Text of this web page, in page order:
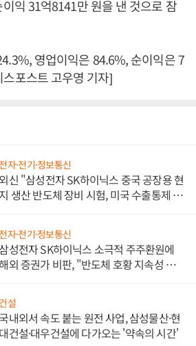
익 31억8141만 원을 낸 것으로 잠
영업이익은 84.6%, 순이익은 7
포스트 고우영 기자]
전자·전기·정보통신
외신 "삼성전자 SK하이닉스 중국 공장용 현
지 생산 반도체 장비 시험, 미국 수출통제 대
전자·전기·정보통신
삼성전자 SK하이닉스 소극적 주주환원에
외 증권가 비판, "반도체 호황 지속성 의
건설
내외서 속도 붙는 원전 사업, 삼성물산·현
대건설·대우건설에 다가오는 '약속의 시간'